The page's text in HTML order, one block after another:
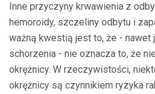
Inne przyczyny krwawienia z
hemoroidy, szczeliny odbytu i
ważną kwestią jest to, że - nawet
schorzenia - nie oznacza to, że
okrężnicy. W rzeczywistości,
okrężnicy są czynnikiem ryzyka